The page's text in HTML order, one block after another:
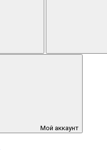
Мой аккаунт